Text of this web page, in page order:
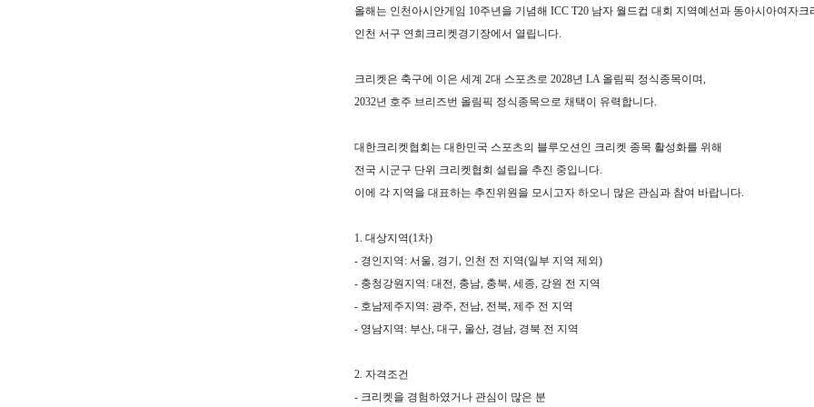
올해는 인천아시안게임 10주년을 기념해 ICC T20 남자 월드컵 대회 지역예선과 동아시아여자크
인천 서구 연희크리켓경기장에서 열립니다.
크리켓은 축구에 이은 세계 2대 스포츠로 2028년 LA 올림픽 정식종목이며,
2032년 호주 브리즈번 올림픽 정식종목으로 채택이 유력합니다.
대한크리켓협회는 대한민국 스포츠의 블루오션인 크리켓 종목 활성화를 위해
전국 시군구 단위 크리켓협회 설립을 추진 중입니다.
이에 각 지역을 대표하는 추진위원을 모시고자 하오니 많은 관심과 참여 바랍니다.
1. 대상지역(1차)
- 경인지역 : 서울, 경기 , 인천 전 지역(일부 지역 제외 )
- 충청강원지역 : 대전, 충남, 충북, 세종, 강원 전 지역
- 호남제주지역 : 광주, 전남, 전북, 제주 전 지역
- 영남지역 : 부산, 대구, 울산, 경남, 경북 전 지역
2. 자격조건
- 크리켓을 경험하였거나 관심이 많은 분